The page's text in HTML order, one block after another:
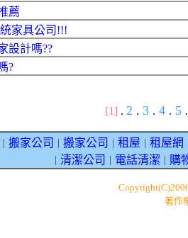
薦
家具公司!!!
設計嗎??
?
[1] . 2 . 3 . 4 . 5 .
搬家公司 搬家公司 租屋 租屋網
清潔公司 電話清潔 購
著作